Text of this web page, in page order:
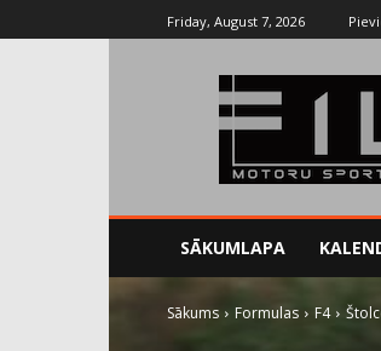
Friday, August 7, 2026
SĀKUMLAPA
Sākums Formulas F4